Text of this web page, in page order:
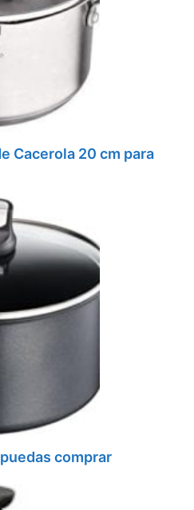
Cacerola 20 cm para
comprar